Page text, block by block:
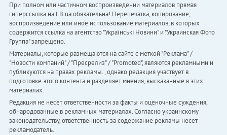
При полном или частичном воспроизведении материалов прямая
гиперссылка на LB.ua обязательна! Перепечатка, копирование,
воспроизведение или иное использование материалов, в которых
содержится ссылка на агентство "Українськi Новини" и "Украинская Фото
Группа" запрещено.
Материалы, которые размещаются на сайте с меткой "Реклама" /
"Новости компаний" / "Пресрелиз" / "Promoted", являются рекламными и
публикуются на правах рекламы. , однако редакция участвует в
подготовке этого контента и разделяет мнения, высказанные в этих
материалах.
Редакция не несет ответственности за факты и оценочные суждения,
обнародованные в рекламных материалах. Согласно украинскому
законодательству, ответственность за содержание рекламы несет
рекламодатель.